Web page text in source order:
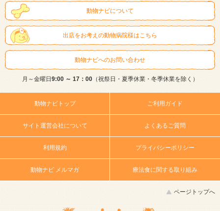
動物ナビについて
出店をお考えの動物病院様はこちら
動物ナビへのお問い合わせ
月～金曜日9:00 ～ 17：00（祝祭日・夏季休業・冬季休業を除く）
動物ナビトップ ご利用ガイド
サイト運営会社について よくあるご質問
利用規約 プライバシーポリシー
動物ナビ メルマガ 療法食に関する取り組み
ページトップへ